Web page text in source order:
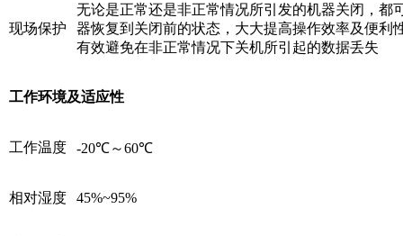
现场保护
无论是正常还是非正常情况所引发的机器关闭，都
器恢复到关闭前的状态，大大提高操作效率及便利性
有效避免在非正常情况下关机所引起的数据丢失
工作环境及适应性
工作温度 -20℃～60℃
相对湿度 45%~95%